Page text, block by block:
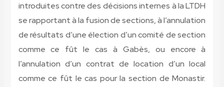
introduites contre des décisions internes à la LTDH
se rapportant à la fusion de sections, à l’annulation
de résultats d’une élection d’un comité de section
comme ce fût le cas à Gabès, ou encore à
l’annulation d’un contrat de location d’un local
comme ce fût le cas pour la section de Monastir.